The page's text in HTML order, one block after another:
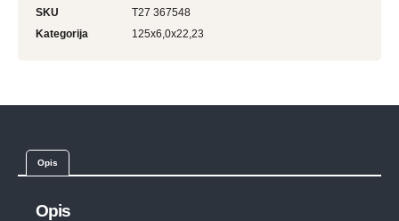
SKU
T27 367548
Kategorija
125x6,0x22,23
Opis
Opis